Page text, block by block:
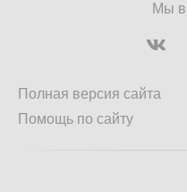
Мы в
Полная версия сайта
Помощь по сайту